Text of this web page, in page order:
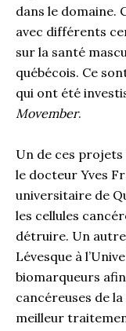
dans le domaine.
avec différents
sur la santé
québécois. Ce
qui ont été
Movember.
Un de ces
le docteur Yves
universitaire de
les cellules
détruire. Un
Lévesque à
biomarqueurs
cancéreuses de
meilleur